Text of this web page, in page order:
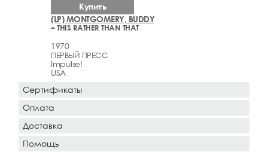
(LP) MONTGOMERY, BUDDY
– THIS RATHER THAN THAT
1970
ПЕРВЫЙ ПРЕСС
Impulse!
USA
Купить
Сертификаты
Оплата
Доставка
Помощь